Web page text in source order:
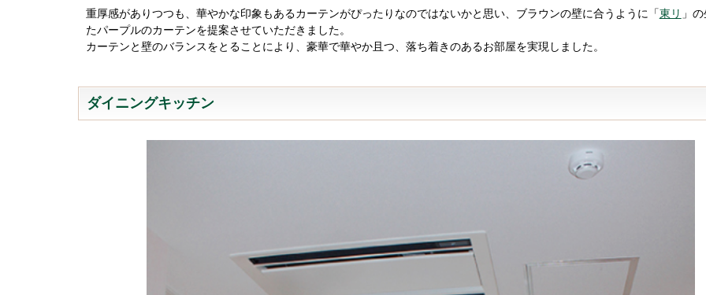
重厚感がありつつも、華やかな印象もあるカーテンがぴったりなのではないかと思い、ブラウンの壁に合うように「東リ 」
たパープルのカーテンを提案させていただきました。
カーテンと壁のバランスをとることにより、豪華で華やか且つ、落ち着きのあるお部屋を実現しました。
ダイニングキッチン